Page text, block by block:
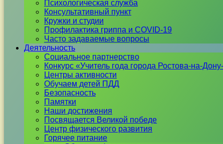
Психологическая служба
Консультативный пункт
Кружки и студии
Профилактика гриппа и COVID-19
Часто задаваемые вопросы
Деятельность
Социальное партнерство
Конкурс «Учитель года города Ростова-на-
Центры активности
Обучаем детей ПДД
Безопасность
Памятки
Наши достижения
Посвящается Великой победе
Центр физического развития
Горячее питание